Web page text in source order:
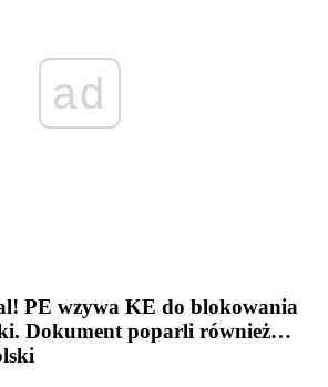
ad
PE wzywa KE do blokowania
Dokument poparli również…